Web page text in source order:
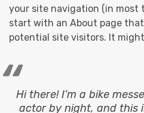
your site navigation (in most
start with an About page
potential site visitors. It
Hi there! I’m a bike
actor by night, and this